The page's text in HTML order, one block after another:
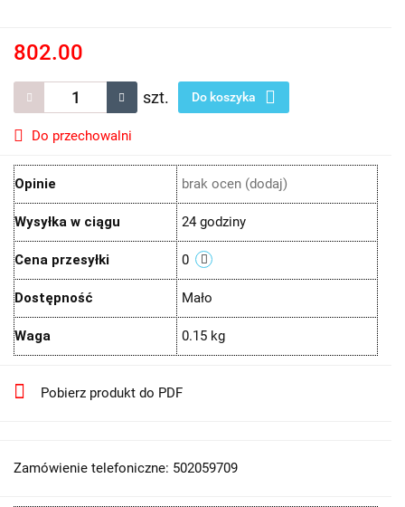
802.00
szt. Do koszyka
Do przechowalni
Opinie brak ocen (dodaj)
Wysyłka w ciągu 24 godziny
Cena przesyłki 0
Dostępność Mało
Waga 0.15 kg
Pobierz produkt do PDF
Zamówienie telefoniczne: 502059709